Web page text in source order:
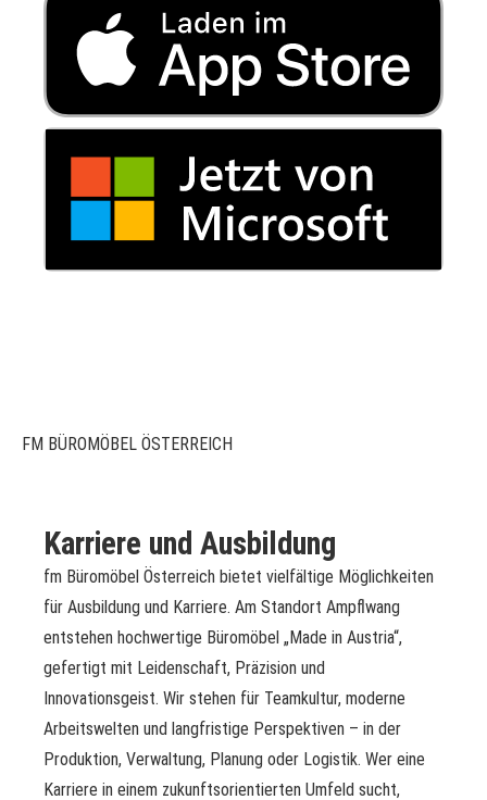
FM BÜROMÖBEL ÖSTERREICH
Karriere und Ausbildung
fm Büromöbel Österreich bietet vielfältige Möglichkeiten
für Ausbildung und Karriere. Am Standort Ampflwang
entstehen hochwertige Büromöbel „Made in Austria“,
gefertigt mit Leidenschaft, Präzision und
Innovationsgeist. Wir stehen für Teamkultur, moderne
Arbeitswelten und langfristige Perspektiven – in der
Produktion, Verwaltung, Planung oder Logistik. Wer eine
Karriere in einem zukunftsorientierten Umfeld sucht,